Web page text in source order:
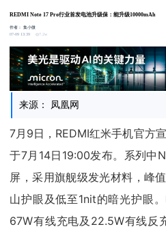
REDMI Note 17 Pro行业首发电池升级保：能升级10000mAh
作者：集小微
07-09 13:39
7.2w
来源： 凤凰网
7月9日，REDMI红米手机官方
于7月14日19:00发布。系列中
屏，采用旗舰级发光材料，峰
山护眼及低至1nit的暗光护眼
67W有线充电及22.5W有线反